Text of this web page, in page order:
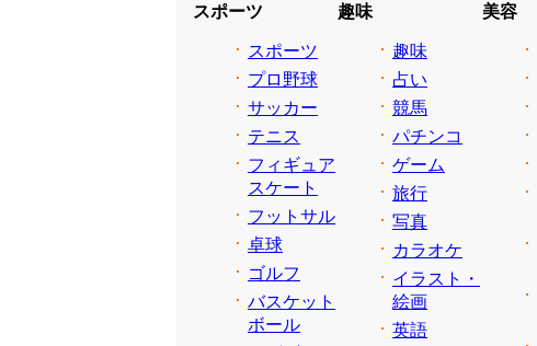
スポーツ
スポーツ
プロ野球
サッカー
テニス
フィギュア
スケート
フットサル
卓球
ゴルフ
バスケット
ボール
趣味
趣味
占い
競馬
パチンコ
ゲーム
旅行
写真
カラオケ
イラスト・
絵画
英語
美容